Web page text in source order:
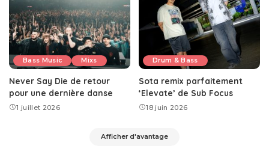
Bass Music Mixs
Never Say Die de retour
pour une dernière danse
1 juillet 2026
Drum & Bass
Sota remix parfaitement
‘Elevate’ de Sub Focus
18 juin 2026
Afficher d'avantage